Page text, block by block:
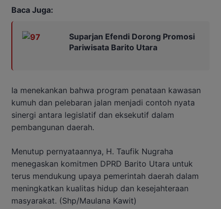
Baca Juga:
Suparjan Efendi Dorong Promosi
Pariwisata Barito Utara
Ia menekankan bahwa program penataan kawasan
kumuh dan pelebaran jalan menjadi contoh nyata
sinergi antara legislatif dan eksekutif dalam
pembangunan daerah.
Menutup pernyataannya, H. Taufik Nugraha
menegaskan komitmen DPRD Barito Utara untuk
terus mendukung upaya pemerintah daerah dalam
meningkatkan kualitas hidup dan kesejahteraan
masyarakat. (Shp/Maulana Kawit)